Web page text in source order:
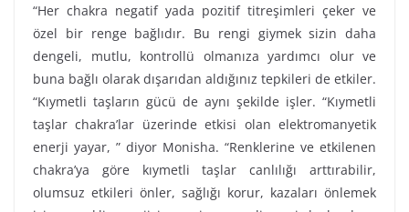
“Her chakra negatif yada pozitif titreşimleri çeker ve
özel bir renge bağlıdır. Bu rengi giymek sizin daha
dengeli, mutlu, kontrollü olmanıza yardımcı olur ve
buna bağlı olarak dışarıdan aldığınız tepkileri de etkiler.
“Kıymetli taşların gücü de aynı şekilde işler. “Kıymetli
taşlar chakra’lar üzerinde etkisi olan elektromanyetik
enerji yayar, ” diyor Monisha. “Renklerine ve etkilenen
chakra’ya göre kıymetli taşlar canlılığı arttırabilir,
olumsuz etkileri önler, sağlığı korur, kazaları önlemek